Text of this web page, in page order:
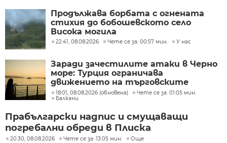
Продължава борбата с огнената
стихия до бобошевското село
Висока могила
22:41, 08.08.2026 Чете се за: 00:57 мин. У нас
Заради зачестилите атаки в Черно
море: Турция ограничава
движението на търговските
кораби
18:01, 08.08.2026 (обновена)
Чете се за: 01:05 мин.
Балкани
Прабългарски надпис и смущаващи
погребални обреди в Плиска
20:30, 08.08.2026 Чете се за: 13:05 мин. Още